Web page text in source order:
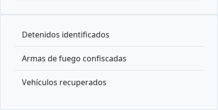
Detenidos identificados
Armas de fuego confiscadas
Vehículos recuperados